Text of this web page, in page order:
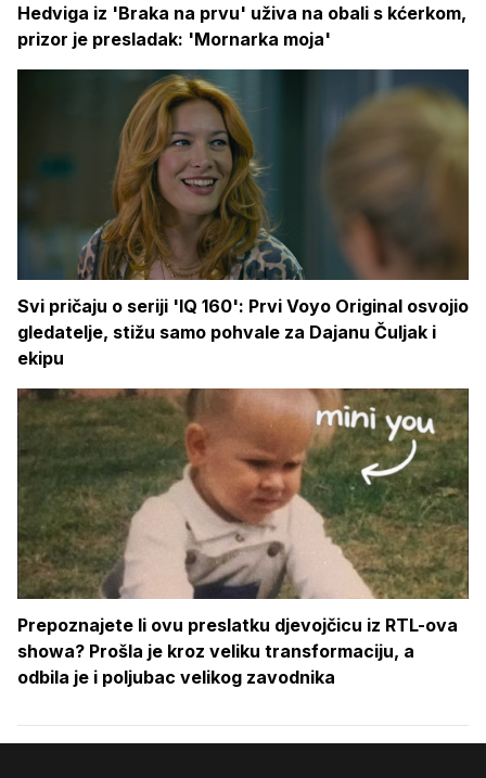
Hedviga iz 'Braka na prvu' uživa na obali s kćerkom,
prizor je presladak: 'Mornarka moja'
Svi pričaju o seriji 'IQ 160': Prvi Voyo Original osvojio
gledatelje, stižu samo pohvale za Dajanu Čuljak i
ekipu
Prepoznajete li ovu preslatku djevojčicu iz RTL-ova
showa? Prošla je kroz veliku transformaciju, a
odbila je i poljubac velikog zavodnika